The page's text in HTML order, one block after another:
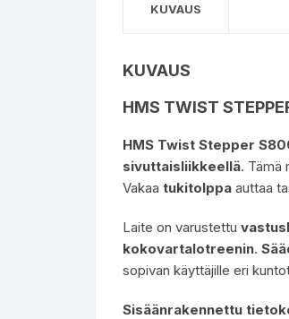
KUVAUS
KUVAUS
HMS TWIST
HMS Twist Stepper
sivuttaisliikkeellä. Tämä
Vakaa tukitolppa auttaa
Laite on varustettu
kokovartalotreenin.
sopivan käyttäjille eri
Sisäänrakennettu